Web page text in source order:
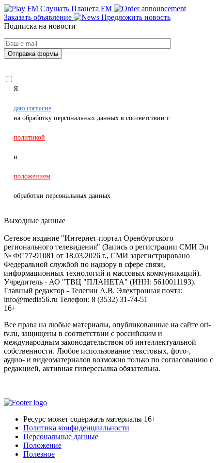
Слушать Планета FM
Заказать объявление
Предложить новость
Подписка на новости
Я
даю согласие
на обработку персональных данных в соответствии с
политикой
и
положением
обработки персональных данных
Выходные данные
Сетевое издание "Интернет-портал Оренбургского
регионального телевидения" (Запись о регистрации СМИ Эл
№ ФС77-91081 от 18.03.2026 г., СМИ зарегистрировано
Федеральной службой по надзору в сфере связи,
информационных технологий и массовых коммуникаций).
Учредитель - АО "ТВЦ "ПЛАНЕТА" (ИНН: 5610011193).
Главный редактор - Телегин А.В. Электронная почта:
info@media56.ru Телефон: 8 (3532) 31-74-51
16+
Все права на любые материалы, опубликованные на сайте ort-
tv.ru, защищены в соответствии с российским и
международным законодательством об интеллектуальной
собственности. Любое использование текстовых, фото-,
аудио- и видеоматериалов возможно только по согласованию с
редакцией, активная гиперссылка обязательна.
Ресурс может содержать материалы 16+
Политика конфиденциальности
Персональные данные
Положение
Полезное